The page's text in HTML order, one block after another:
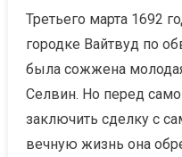
Третьего марта 1692
городке Вайтвуд по
была сожжена
Селвин. Но перед
заключить сделку с
вечную жизнь она